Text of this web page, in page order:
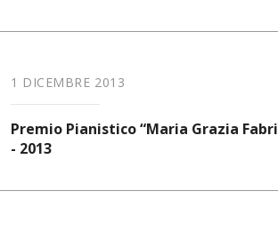
1 DICEMBRE 2013
Premio Pianistico “Maria Grazia
- 2013